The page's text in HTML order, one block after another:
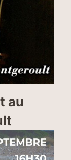
au